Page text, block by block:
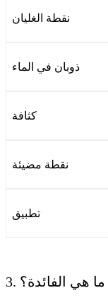
نقطة الغليان
ذوبان في الماء
كثافة
نقطة مضيئة
تطبيق
3. ما هي الفائدة؟